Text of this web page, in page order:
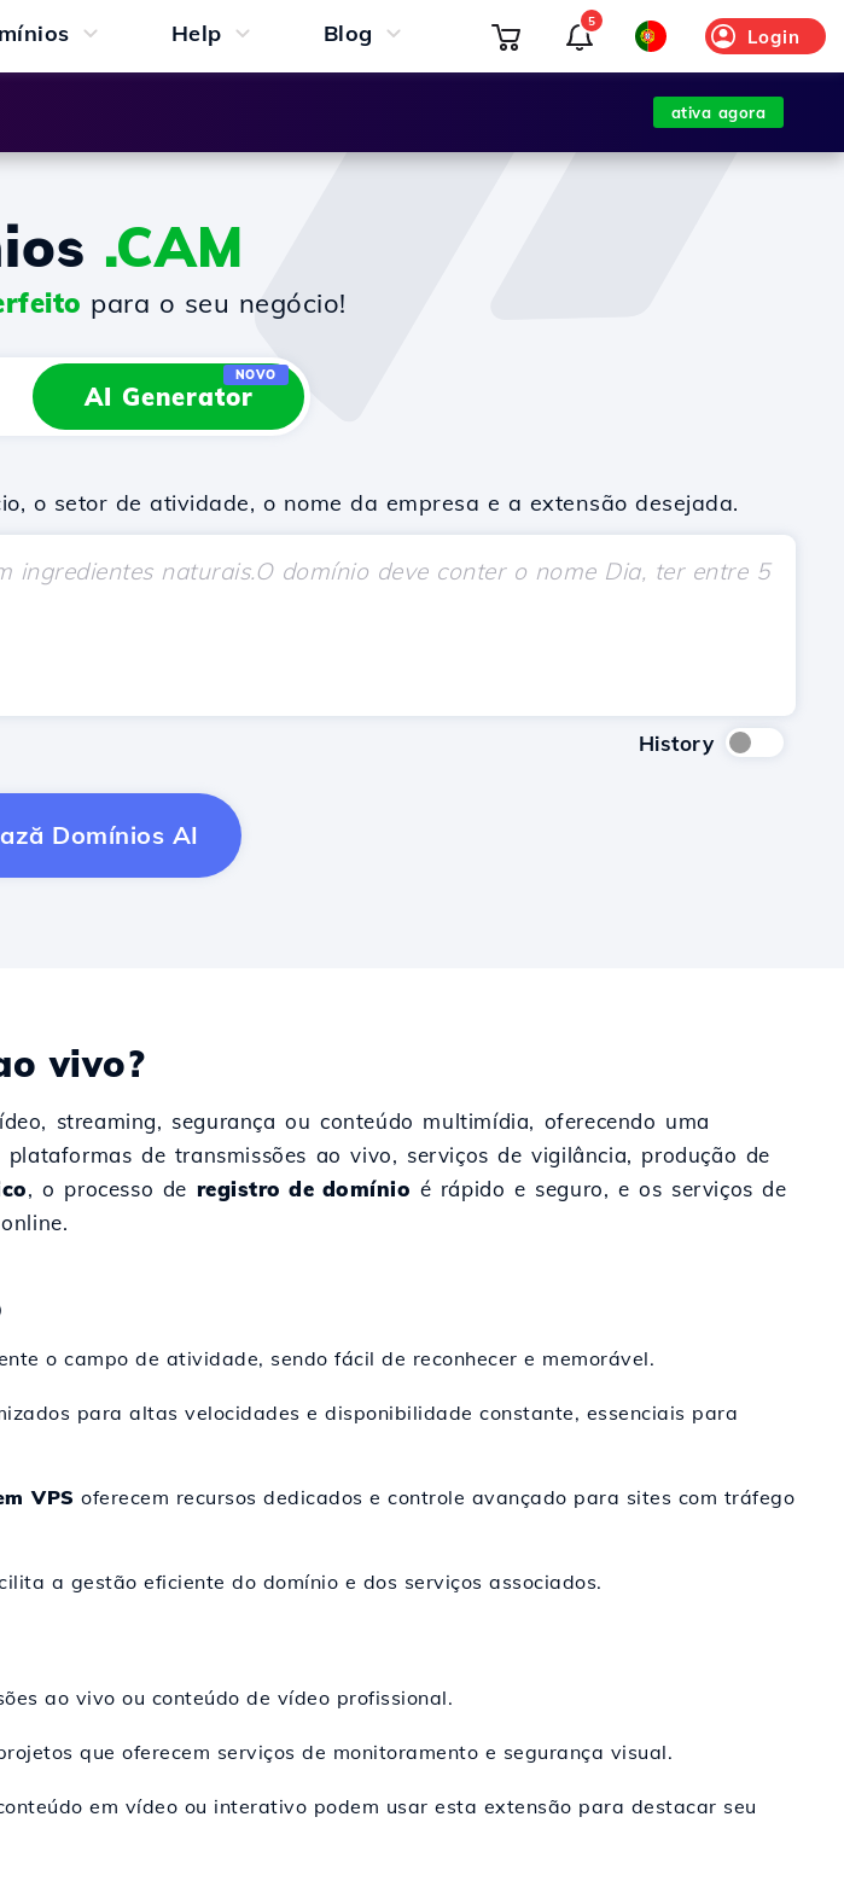
Help Blog Login
5
ativa agora
.CAM
para o seu negócio!
AI Generator
NOVO
o setor de atividade, o nome da empresa e a extensão desejada.
History
Domínios AI
vivo?
streaming, segurança ou conteúdo multimídia, oferecendo uma
de transmissões ao vivo, serviços de vigilância, produção de
, o processo de registro de domínio é rápido e seguro, e os serviços de
o campo de atividade, sendo fácil de reconhecer e memorável.
para altas velocidades e disponibilidade constante, essenciais para
VPS oferecem recursos dedicados e controle avançado para sites com tráfego
a gestão eficiente do domínio e dos serviços associados.
ao vivo ou conteúdo de vídeo profissional.
que oferecem serviços de monitoramento e segurança visual.
em vídeo ou interativo podem usar esta extensão para destacar seu